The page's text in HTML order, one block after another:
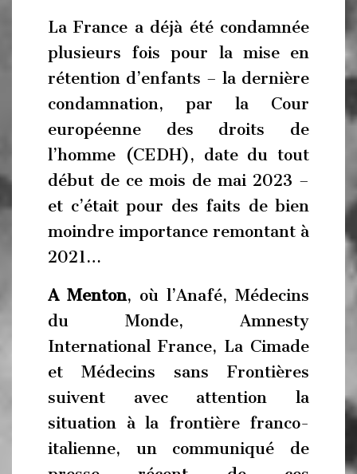
La France a déjà été condamnée
plusieurs fois pour la mise en
rétention d’enfants – la dernière
condamnation, par la Cour
européenne des droits de
l’homme (CEDH), date du tout
début de ce mois de mai 2023 –
et c’était pour des faits de bien
moindre importance remontant à
2021…
A Menton, où l’Anafé, Médecins
du Monde, Amnesty
International France, La Cimade
et Médecins sans Frontières
suivent avec attention la
situation à la frontière franco-
italienne, un communiqué de